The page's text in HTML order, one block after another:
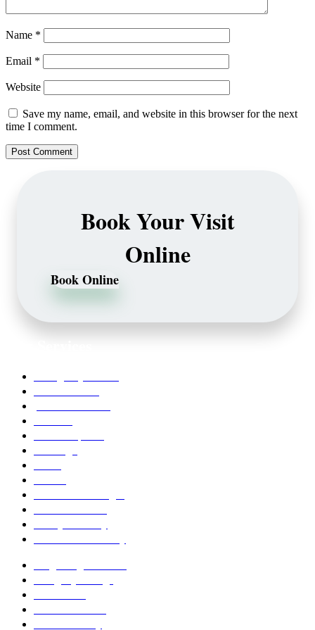
Name *
Email *
Website
Save my name, email, and website in this browser for the next
time I comment.
Book Your Visit
Online
Book Online